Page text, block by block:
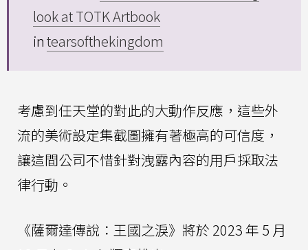
look at TOTK Artbook
intearsofthekingdom
考慮到任天堂的對此的大動作反應，這些外
流的美術設定集截圖擁有著極高的可信度，
讓這間公司不惜針對洩露內容的用戶採取法
律行動。
《薩爾達傳說：王國之淚》將於 2023 年 5 月